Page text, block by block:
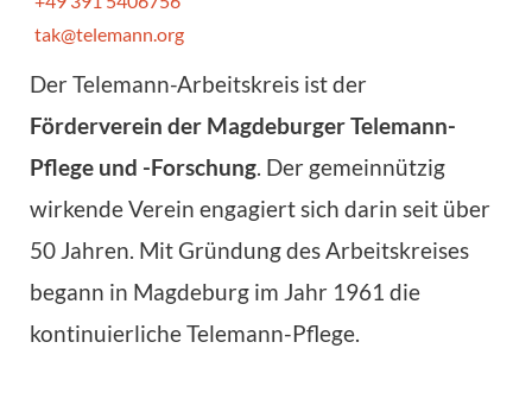
tak@telemann.org
Der Telemann-Arbeitskreis ist der
Förderverein der Magdeburger Telemann-
Pflege und -Forschung. Der gemeinnützig
wirkende Verein engagiert sich darin seit über
50 Jahren. Mit Gründung des Arbeitskreises
begann in Magdeburg im Jahr 1961 die
kontinuierliche Telemann-Pflege.